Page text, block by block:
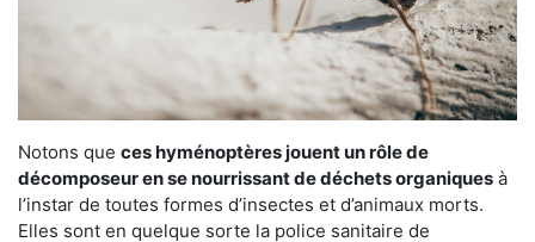
Notons que ces hyménoptères jouent un rôle de
décomposeur en se nourrissant de déchets organiques à
l’instar de toutes formes d’insectes et d’animaux morts.
Elles sont en quelque sorte la police sanitaire de